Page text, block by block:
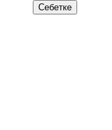
Себетке